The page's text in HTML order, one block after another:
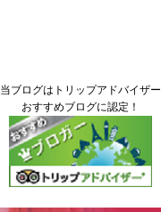
当ブログはトリップアドバイザー
おすすめブログに認定！